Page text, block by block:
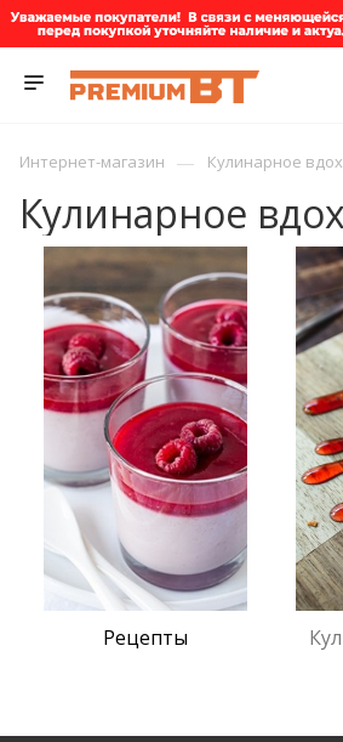
Интернет-магазин — Кулинарное
Кулинарное
Рецепты